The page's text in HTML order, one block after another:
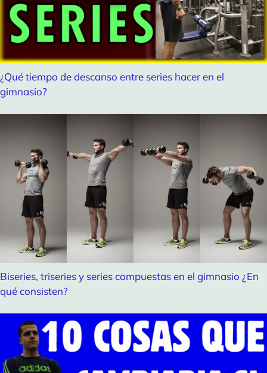
¿Qué tiempo de descanso entre series hacer en el
gimnasio?
Biseries, triseries y series compuestas en el gimnasio ¿En
qué consisten?